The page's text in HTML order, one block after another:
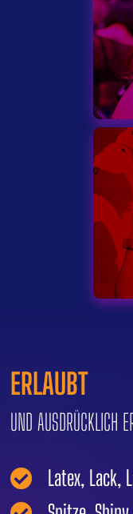
ERLAUBT
UND AUSDRÜCKLICH
 Latex, Lack,